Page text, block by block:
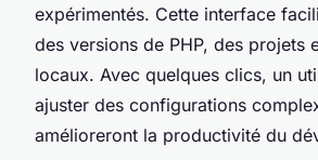
expérimentés. Cette interface
des versions de PHP, des projets
locaux. Avec quelques clics, un
ajuster des configurations
amélioreront la productivité du